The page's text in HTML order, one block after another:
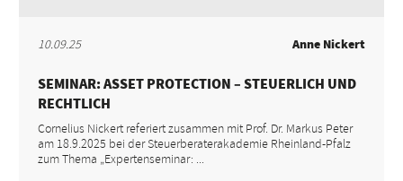
10.09.25 Anne Nickert
SEMINAR: ASSET PROTECTION – STEUERLICH UND
RECHTLICH
Cornelius Nickert referiert zusammen mit Prof. Dr. Markus Peter
am 18.9.2025 bei der Steuerberaterakademie Rheinland-Pfalz
zum Thema „Expertenseminar: ...